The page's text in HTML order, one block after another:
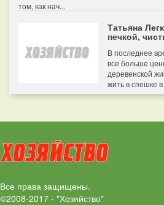
том, как нач...
Татьяна
печкой,
В последнее
все больше
деревенской
жить в спешке в
Все права защищены.
©2008-2017 - "Хозяйство"